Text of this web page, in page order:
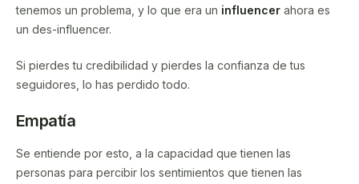
tenemos un problema, y lo que era un influencer ahora es
un des-influencer.
Si pierdes tu credibilidad y pierdes la confianza de tus
seguidores, lo has perdido todo.
Empatía
Se entiende por esto, a la capacidad que tienen las
personas para percibir los sentimientos que tienen las